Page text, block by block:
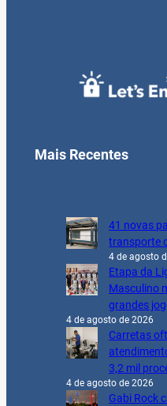
Mais Recentes
41 novas
transporte
4 de agosto
Etapa da
Masculino
grandes
4 de agosto de 2026
Carretas
3,2 mil
4 de agosto de 2026
Gabi Rock